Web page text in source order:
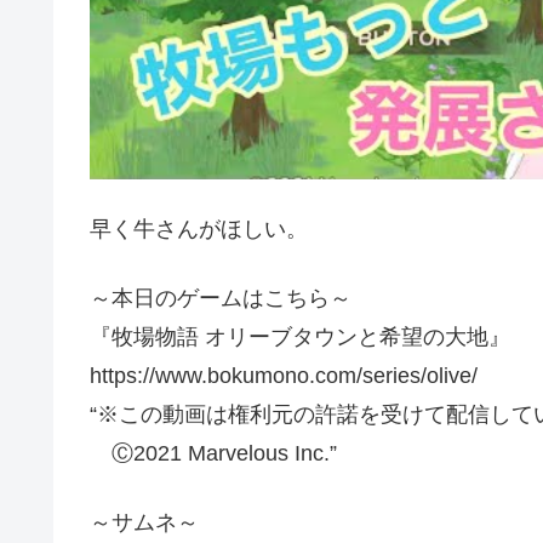
早く牛さんがほしい。
～本日のゲームはこちら～
『牧場物語 オリーブタウンと希望の大地』
https://www.bokumono.com/series/olive/
“※この動画は権利元の許諾を受けて配信して
Ⓒ2021 Marvelous Inc.”
～サムネ～